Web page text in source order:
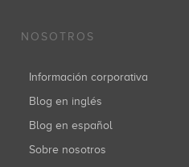
NOSOTROS
Información corporativa
Blog en inglés
Blog en español
Sobre nosotros